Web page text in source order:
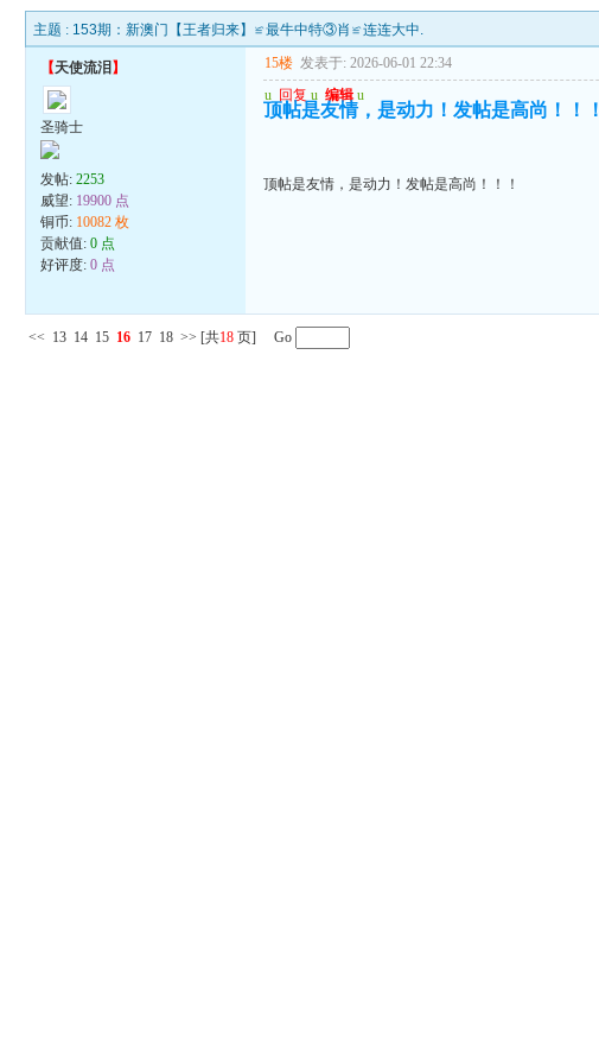
主题 : 153期：新澳门【王者归来】≌最牛中特③肖≌连连大中.
【天使流泪 】
圣骑士
发帖:2253
威望: 19900 点
铜币: 10082 枚
贡献值:0 点
好评度:0 点
15楼 发表于: 2026-06-01 22:34
u 回复 u 编辑 u
顶帖是友情，是动力！发帖是高尚！！！
顶帖是友情，是动力！发帖是高尚！！！
<< 13 14 15 16 17 18 >> [共18 页] Go